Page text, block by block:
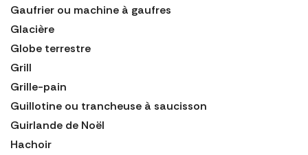
Gaufrier ou machine à gaufres
Glacière
Globe terrestre
Grill
Grille-pain
Guillotine ou trancheuse à saucisson
Guirlande de Noël
Hachoir